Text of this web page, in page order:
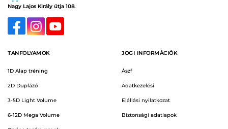
Nagy Lajos Király útja 108.
TANFOLYAMOK
1D Alap tréning
2D Duplázó
3-5D Light Volume
6-12D Mega Volume
JOGI INFORMÁCIÓK
Ászf
Adatkezelési
Elállási nyilatkozat
Biztonsági adatlapok